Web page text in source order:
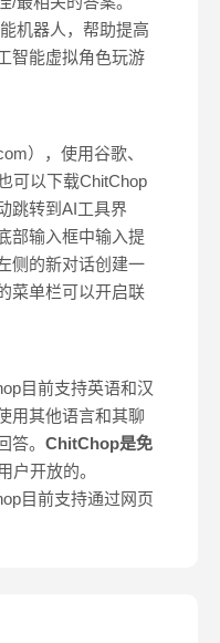
机器人，帮助提高
智能虚拟角色玩游
），使用谷歌、
可以下载ChitChop
跳转到AI工具界
部输入框中输入提
侧的新对话创建一
菜单栏可以开启联
目前支持英语和汉
用其他语言和其聊
答。 ChitChop是免
户开放的。
目前支持通过网页